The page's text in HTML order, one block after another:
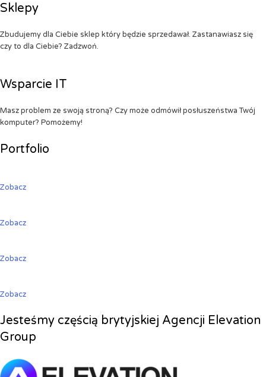
Sklepy
Zbudujemy dla Ciebie sklep który będzie sprzedawał. Zastanawiasz się
czy to dla Ciebie? Zadzwoń.
Wsparcie IT
Masz problem ze swoją stroną? Czy może odmówił posłuszeństwa Twój
komputer? Pomożemy!
Portfolio
Zobacz
Zobacz
Zobacz
Zobacz
Jesteśmy częścią brytyjskiej Agencji Elevation
Group